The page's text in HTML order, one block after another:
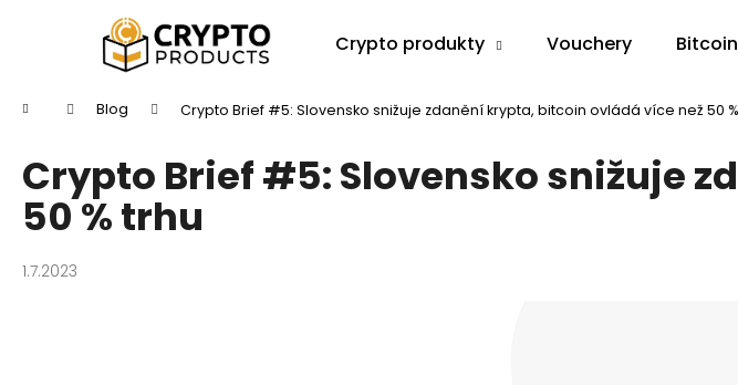
Crypto produkty Vouchery
Domů Blog Crypto Brief #5: Slovensko snižuje zdanění krypta, bitcoin ovládá více než 50
Crypto Brief #5: Slovensko snižuje
50 % trhu
1.7.2023
Zpět
obchodu
Zpět
obchodu
Co potřebujete